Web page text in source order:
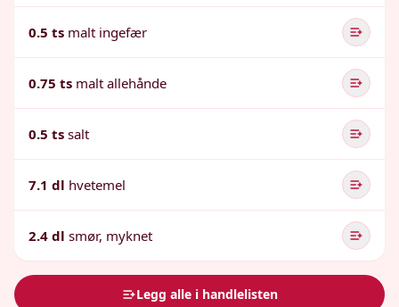
0.5 ts malt ingefær
0.75 ts malt allehånde
0.5 ts salt
7.1 dl hvetemel
2.4 dl smør, myknet
Legg alle i handlelisten